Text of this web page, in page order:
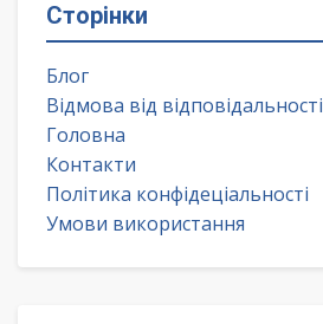
Сторінки
Блог
Відмова від відповідальності
Головна
Контакти
Політика конфідеціальності
Умови використання